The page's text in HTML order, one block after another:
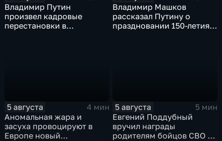
Владимир Путин
произвел кадровые
перестановки в
Владимир Машков
рассказал Путину о
праздновании 150-летия
5 августа
4 мин
Аномальная жара и
засуха провоцируют в
Европе новый
5 августа
5 мин
Евгений Поддубный
вручил награды
родителям бойцов СВО в